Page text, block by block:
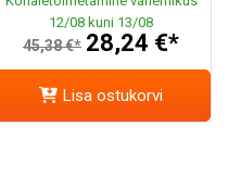
12/08 kuni 13/08
45,38 €* 28,24 €*
Lisa ostukorvi